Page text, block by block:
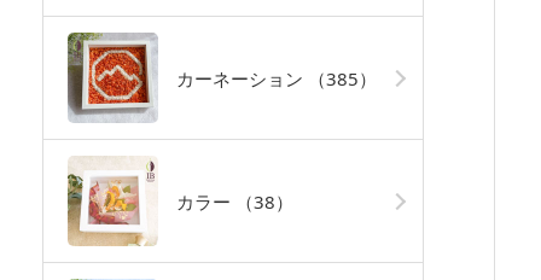
カーネーション （385）
カラー （38）